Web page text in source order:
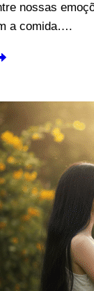
nossas
a comida….